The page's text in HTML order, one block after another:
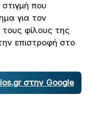
στιγμή που
για τον
φίλους της
επιστροφή στο
στην Google